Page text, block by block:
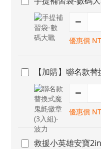
優惠價
【加購】聯名款
優惠價
救援小英雄安寶